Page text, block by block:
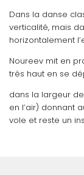
Dans la danse
verticalité, mais
horizontalement
Noureev mit en
très haut en se
dans la largeur
en l’air) donnant
vole et reste un